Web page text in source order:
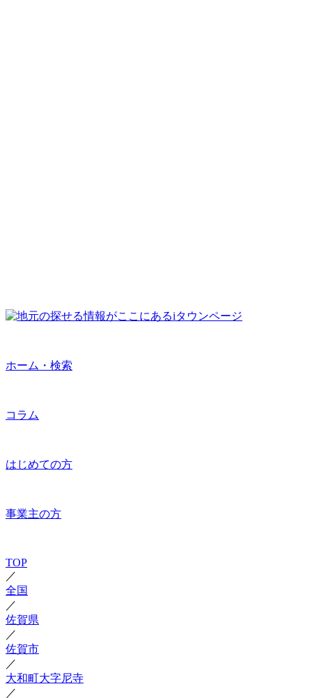
ホーム・検索
コラム
はじめての方
事業主の方
TOP
／
全国
／
佐賀県
／
佐賀市
／
大和町大字尼寺
／